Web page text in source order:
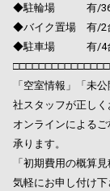
◆駐輪場 有/36台
◆バイク置場 有/2
◆駐車場 有/4台
「空室情報」「未
社スタッフが正しく
オンラインによる
承ります。
「初期費用の概算
気軽にお申し付け下